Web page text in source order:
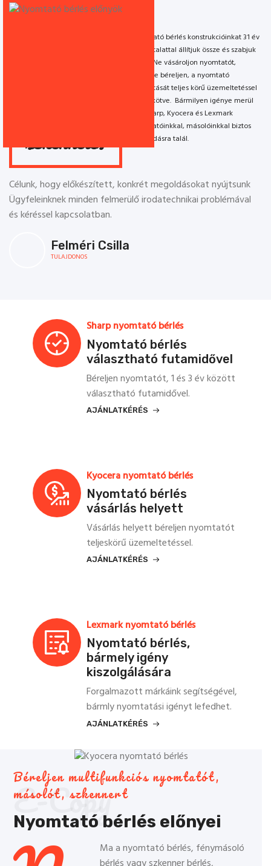
szkennelés
Nyomtató bérlés konstrukcióinkat 31 év
tapasztalattal állítjuk össze és szabjuk
testre. Ne vásároljon nyomtatót,
helyette béreljen, a nyomtató
kapacitását teljes körű üzemeltetéssel
egybekötve. Bármilyen igénye merül
fel, Sharp, Kyocera és Lexmark
nyomtatóinkkal, másolóinkkal biztos
megoldásra talál.
Célunk, hogy előkészített, konkrét megoldásokat nyújtsunk
Ügyfeleinknek minden felmerülő irodatechnikai problémával
és kéréssel kapcsolatban.
Felméri Csilla
TULAJDONOS
Sharp nyomtató bérlés
Nyomtató bérlés
választható futamidővel
Béreljen nyomtatót, 1 és 3 év között
választható futamidővel.
AJÁNLATKÉRÉS
Kyocera nyomtató bérlés
Nyomtató bérlés
vásárlás helyett
Vásárlás helyett béreljen nyomtatót
teljeskörű üzemeltetéssel.
AJÁNLATKÉRÉS
Lexmark nyomtató bérlés
Nyomtató bérlés,
bármely igény
kiszolgálására
Forgalmazott márkáink segítségével,
bármly nyomtatási igényt lefedhet.
AJÁNLATKÉRÉS
E-Copy
Béreljen multifunkciós nyomtatót,
másolót, szkennert
Nyomtató bérlés előnyei
Ma a nyomtató bérlés, fénymásoló